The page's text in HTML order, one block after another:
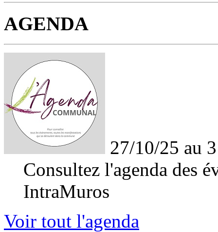
AGENDA
27/10/25 au
Consultez l'agenda des
IntraMuros
Voir tout l'agenda